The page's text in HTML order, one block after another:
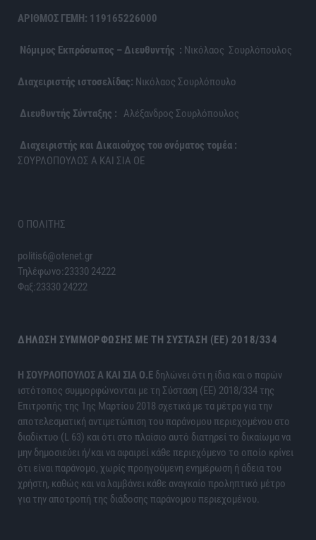
ΑΡΙΘΜΟΣ ΓΕΜΗ: 119165226000
Νόμιμος Εκπρόσωπος – Διευθυντής : Νικόλαος Σουρλόπουλος
Διαχειριστής ιστοσελίδας: Νικόλαος Σουρλόπουλο
Διευθυντής Σύνταξης : Αλέξανδρος Σουρλόπουλος
Διαχειριστής και Δικαιούχος του ονόματος τομέα :
ΣΟΥΡΛΟΠΟΥΛΟΣ Α ΚΑΙ ΣΙΑ ΟΕ
Ο ΠΟΛΙΤΗΣ
politis6@otenet.gr
Τηλέφωνο:23330 24222
Φαξ:23330 24222
ΔΉΛΩΣΗ ΣΥΜΜΌΡΦΩΣΗΣ ΜΕ ΤΗ ΣΎΣΤΑΣΗ (ΕΕ) 2018/334
H ΣΟΥΡΛΟΠΟΥΛΟΣ Α ΚΑΙ ΣΙΑ Ο.Ε δηλώνει ότι η ίδια και ο παρών
ιστότοπος συμμορφώνονται με τη Σύσταση (ΕΕ) 2018/334 της
Επιτροπής της 1ης Μαρτίου 2018 σχετικά με τα μέτρα για την
αποτελεσματική αντιμετώπιση του παράνομου περιεχομένου στο
διαδίκτυο (L 63) και ότι στο πλαίσιο αυτό διατηρεί το δικαίωμα να
μην δημοσιεύει ή/και να αφαιρεί κάθε περιεχόμενο το οποίο κρίνει
ότι είναι παράνομο, χωρίς προηγούμενη ενημέρωση ή άδεια του
χρήστη, καθώς και να λαμβάνει κάθε αναγκαίο προληπτικό μέτρο
για την αποτροπή της διάδοσης παράνομου περιεχομένου.